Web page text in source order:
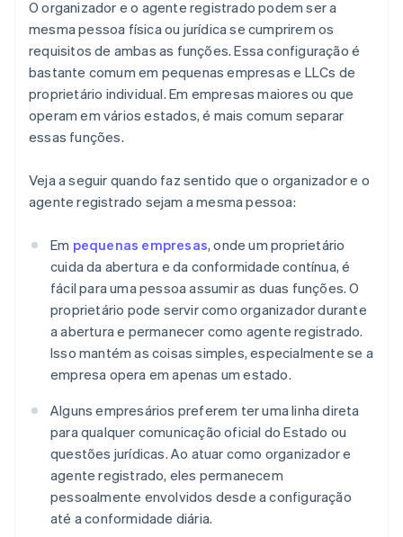
O organizador e o agente registrado podem ser a
mesma pessoa física ou jurídica se cumprirem os
requisitos de ambas as funções. Essa configuração é
bastante comum em pequenas empresas e LLCs de
proprietário individual. Em empresas maiores ou que
operam em vários estados, é mais comum separar
essas funções.
Veja a seguir quando faz sentido que o organizador e o
agente registrado sejam a mesma pessoa:
Em pequenas empresas, onde um proprietário
cuida da abertura e da conformidade contínua, é
fácil para uma pessoa assumir as duas funções. O
proprietário pode servir como organizador durante
a abertura e permanecer como agente registrado.
Isso mantém as coisas simples, especialmente se a
empresa opera em apenas um estado.
Alguns empresários preferem ter uma linha direta
para qualquer comunicação oficial do Estado ou
questões jurídicas. Ao atuar como organizador e
agente registrado, eles permanecem
pessoalmente envolvidos desde a configuração
até a conformidade diária.